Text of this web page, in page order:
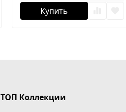
Купить
ТОП Коллекции